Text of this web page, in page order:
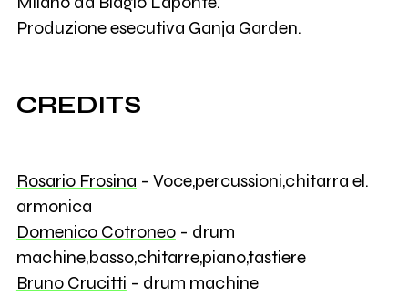
Produzione esecutiva Ganja Garden.
CREDITS
Rosario Frosina - Voce,percussioni,chitarra el.
armonica
Domenico Cotroneo- drum
machine,basso,chitarre,piano,tastiere
Bruno Crucitti - drum machine